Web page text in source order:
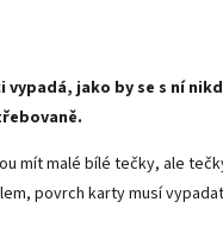
vypadá, jako by se s ní
mít malé bílé tečky, ale
povrch karty musí